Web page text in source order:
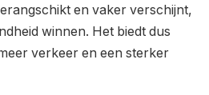
en vaker verschijnt,
winnen. Het biedt dus
verkeer en een sterker